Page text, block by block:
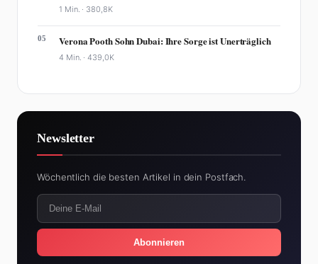
1 Min. · 380,8K
05 Verona Pooth Sohn Dubai: Ihre Sorge ist Unerträglich
4 Min. ·439,0K
Newsletter
Wöchentlich die besten Artikel in dein Postfach.
Abonnieren